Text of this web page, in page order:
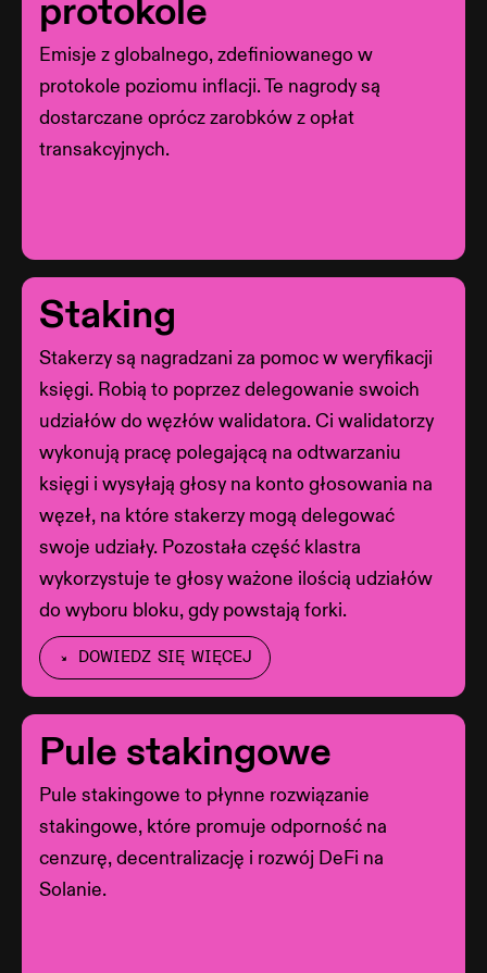
protokole
Emisje z globalnego, zdefiniowanego w
protokole poziomu inflacji. Te nagrody są
dostarczane oprócz zarobków z opłat
transakcyjnych.
Staking
Stakerzy są nagradzani za pomoc w weryfikacji
księgi. Robią to poprzez delegowanie swoich
udziałów do węzłów walidatora. Ci walidatorzy
wykonują pracę polegającą na odtwarzaniu
księgi i wysyłają głosy na konto głosowania na
węzeł, na które stakerzy mogą delegować
swoje udziały. Pozostała część klastra
wykorzystuje te głosy ważone ilością udziałów
do wyboru bloku, gdy powstają forki.
DOWIEDZ SIĘ WIĘCEJ
Pule stakingowe
Pule stakingowe to płynne rozwiązanie
stakingowe, które promuje odporność na
cenzurę, decentralizację i rozwój DeFi na
Solanie.